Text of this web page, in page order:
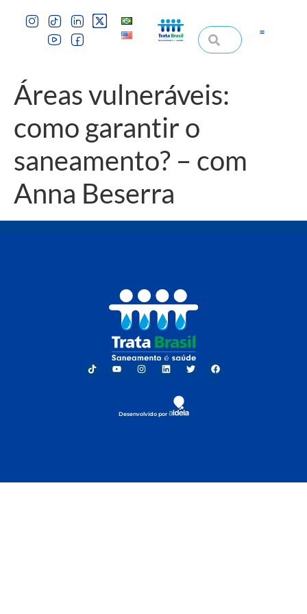
Áreas vulneráveis:
como garantir o
saneamento? – com
Anna Beserra
Desenvolvido por